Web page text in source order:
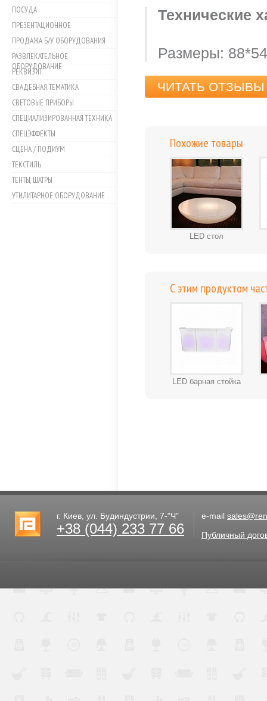
ПОСУДА
ПРЕЗЕНТАЦИОННОЕ
ПРОДАЖА Б/У ОБОРУДОВАНИЯ
РАЗВЛЕКАТЕЛЬНОЕ
ОБОРУДОВАНИЕ
РЕКВИЗИТ
СВАДЕБНАЯ ТЕМАТИКА
СВЕТОВЫЕ ПРИБОРЫ
СПЕЦИАЛИЗИРОВАННАЯ ТЕХНИКА
СПЕЦЭФФЕКТЫ
СЦЕНА / ПОДИУМ
ТЕКСТИЛЬ
ТЕНТЫ, ШАТРЫ
УТИЛИТАРНОЕ ОБОРУДОВАНИЕ
Технические
Размеры:
ЧИТАТЬ ОТЗЫВЫ
Похожие товары
LED стол
С этим продуктом
LED барная стойка
г. Киев, ул. Будиндустрии, 7-"Ч"
+38 (044) 233 77 66
e-mail
Публичный